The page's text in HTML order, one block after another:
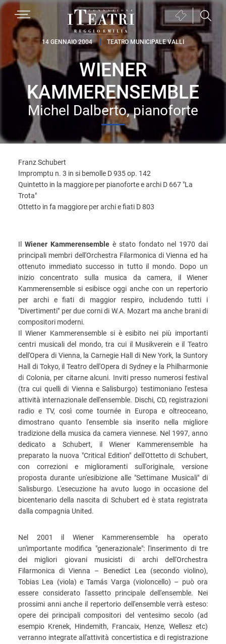
Passa
navigazione
primaria
Passa
contenuto
principale
Passa
pagina
Fondazione
Teatri
Emilia
Biglietteria
(si
apre
in
una
nuova
finestra)
14 GENNAIO 2004 TEATRO MUNICIPALE VALLI
WIENER
KAMMERENSEMBLE
Michel Dalberto, pianoforte
Franz Schubert
Impromptu n. 3 in si bemolle D 935 op. 142
Quintetto in la maggiore per pianoforte e archi D 667 "La
Trota"
Ottetto in fa maggiore per archi e fiati D 803
Il Wiener Kammerensemble è stato fondato nel 1970 dai
principali membri dell'Orchestra Filarmonica di Vienna ed ha
ottenuto immediato successo in tutto il mondo. Dopo un
inizio concentrato sulla musica da camera, il Wiener
Kammerensemble si esibisce oggi anche con un repertorio
per archi e fiati di maggior respiro, includendo tutti i
"Divertimenti" per due corni di W.A. Mozart ma anche brani di
compositori moderni.
Il Wiener Kammerensemble si è esibito nei più importanti
centri musicali del mondo, tra cui il Musikverein e il Teatro
dell'Opera di Vienna, la Carnegie Hall di New York, la Suntory
Hall di Tokyo, il Teatro dell'Opera di Sydney e la Philharmonie
di Colonia, per citarne alcuni. Inviti presso numerosi festival
(tra cui quelli di Vienna e Salisburgo) testimoniano l'estesa
attività internazionale dell'ensemble. Dischi, CD, registrazioni
radio e TV, così come tournée in Europa e oltreoceano,
dimostrano quanto l'ensemble sia inserito nella migliore
tradizione della musica da camera viennese. Nel 1997, anno
dedicato a Schubert, il Wiener Kammerensemble ha
preparato la nuova "Critical Edition" dell'Ottetto di Schubert,
con correzioni e miglioramenti sull'originale, versione
proposta durante un'esibizione alle "Settimane Musicali" di
Salisburgo. L'esecuzione ha avuto luogo in occasione del
bicentenario della nascita di Schubert ed è stata registrata
dalla compagnia United.
Nel 2001 il Wiener Kammerensemble ha operato
un'importante modifica "generazionale": l'inserimento di tre
dei migliori giovani musicisti di archi dell'Orchestra
Filarmonica di Vienna – Benedict Lea (secondo violino),
Tobias Lea (viola) e Tamás Varga (violoncello) – può ora
essere considerato l'assetto principale dell'ensemble. Nei
prossimi anni anche il repertorio dell'ensemble verrà esteso:
opere dei principali compositori del ventesimo secolo (ad
esempio Krenek, Hindemith, Francaix, Henze, Wellesz etc)
verranno integrate all'attività concertistica e di registrazione